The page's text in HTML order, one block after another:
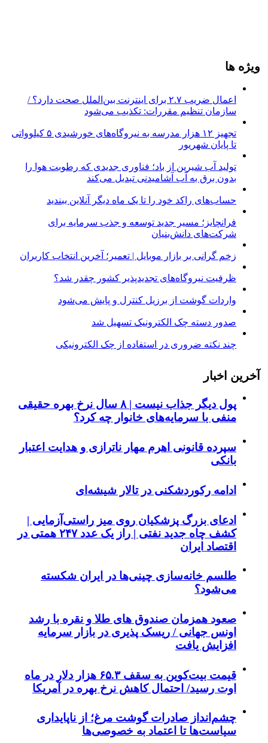
ویژه ها
اعمال ضریب ۲.۷ برای اینترنت بین‌الملل صحت دارد؟ /
سازمان تنظیم مقررات: تکذیب می‌شود
تجهیز ۱۲ هزار مدرسه به نیروگاه‌های خورشیدی ۵ کیلوواتی
تا پایان شهریور
تولید آب شیرین از باد؛ فناوری جدیدی که رطوبت هوا را
بدون برق به آب آشامیدنی تبدیل می‌کند
حساب‌های راکد خود را تا یک ماه دیگر آنلاین ببندید
فرانچایز؛ مسیر جدید توسعه و جذب سرمایه برای
شرکت‌های دانش‌بنیان
زخم گرانی بر بازار موبایل | تعمیر؛ آخرین انتخاب کاربران
ظرفیت نیروگاه‌های تجدیدپذیر کشور چقدر شد؟
واردات گوشت از برزیل کنترل و پایش می‌شود
صدور دسته چک الکترونیک تسهیل شد
چند نکته ضروری در استفاده از چک الکترونیکی
آخرین اخبار
پول دیگر جذاب نیست | ۸ سال نرخ بهره حقیقی
منفی با سرمایه‌های خانوار چه کرد؟
سپرده قانونی اهرم مهار ناترازی و هدایت اعتبار
بانکی
ادامه رکوردشکنی در تالار شیشه‌ای
ادعای بزرگ پزشکیان روی میز راستی‌آزمایی |
کشف چاه جدید نفتی | راز یک عدد ۲۴۷ همتی در
اقتصاد ایران
طلسم خانه‌سازی چینی‌ها در ایران شکسته
می‌شود؟
صعود همزمان صندوق های طلا و نقره با رشد
اونس جهانی / ریسک پذیری در بازار سرمایه
افزایش یافت
قیمت بیت‌کوین به سقف ۶۵.۳ هزار دلار در ماه
اوت رسید/ احتمال کاهش نرخ بهره در آمریکا
چشم‌انداز صادرات گوشت مرغ؛ از ناپایداری
سیاست‌ها تا اعتماد به خصوصی‌ها